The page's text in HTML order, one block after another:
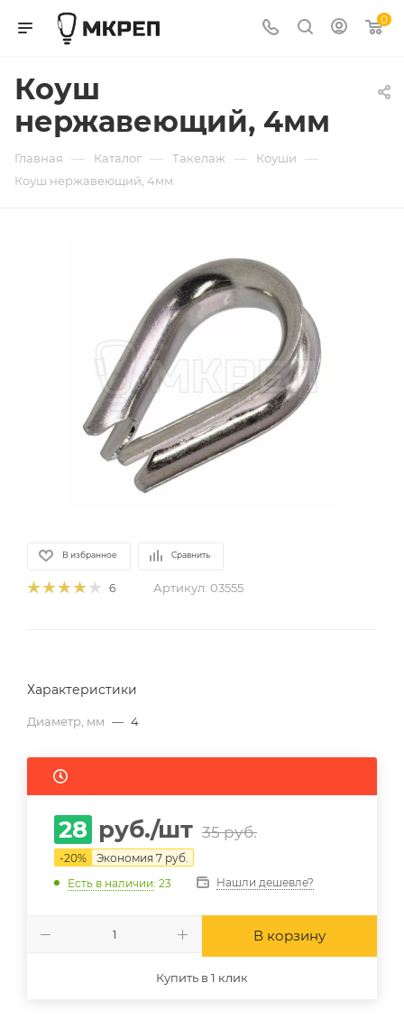
0
Коуш
нержавеющий, 4мм
Главная — Каталог — Такелаж — Коуши —
Коуш нержавеющий, 4мм
В избранное Сравнить
6 Артикул: 03555
Характеристики
Диаметр, мм — 4
28 руб./шт 35руб.
-20% Экономия 7 руб.
Есть в наличии: 23 Нашли дешевле?
В корзину
Купить в 1 клик